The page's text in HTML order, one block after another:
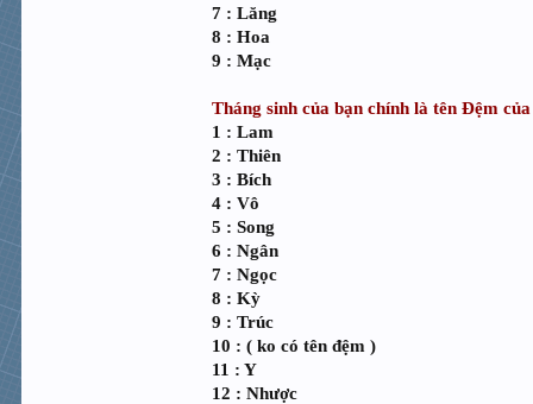
7 : Lăng
8 : Hoa
9 : Mạc
Tháng sinh của bạn chính là tên Đệm
1 : Lam
2 : Thiên
3 : Bích
4 : Vô
5 : Song
6 : Ngân
7 : Ngọc
8 : Kỳ
9 : Trúc
10 : ( ko có tên đệm )
11 : Y
12 : Nhược